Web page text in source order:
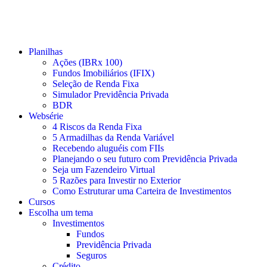
Planilhas
Ações (IBRx 100)
Fundos Imobiliários (IFIX)
Seleção de Renda Fixa
Simulador Previdência Privada
BDR
Websérie
4 Riscos da Renda Fixa
5 Armadilhas da Renda Variável
Recebendo aluguéis com FIIs
Planejando o seu futuro com Previdência Privada
Seja um Fazendeiro Virtual
5 Razões para Investir no Exterior
Como Estruturar uma Carteira de Investimentos
Cursos
Escolha um tema
Investimentos
Fundos
Previdência Privada
Seguros